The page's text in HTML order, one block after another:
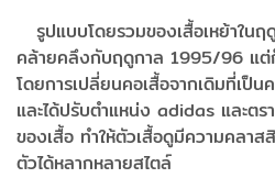
รูปแบบโดยรวมของเสื้อเหย้าใน
คล้ายคลึงกับฤดูกาล 1995/96 แต่
โดยการเปลี่ยนคอเสื้อจากเดิมที่เป็
และได้ปรับตำแหน่ง adidas และตร
ของเสื้อ ทำให้ตัวเสื้อดูมีความคลา
ตัวได้หลากหลายสไตล์